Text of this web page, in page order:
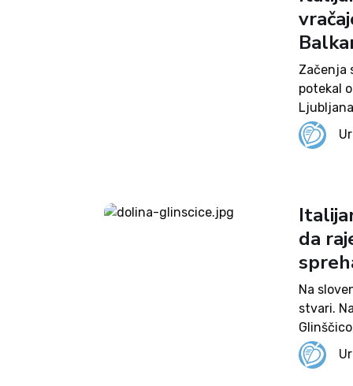
Začenja
potekal
patrulj
da
Na
stvari.
da v...